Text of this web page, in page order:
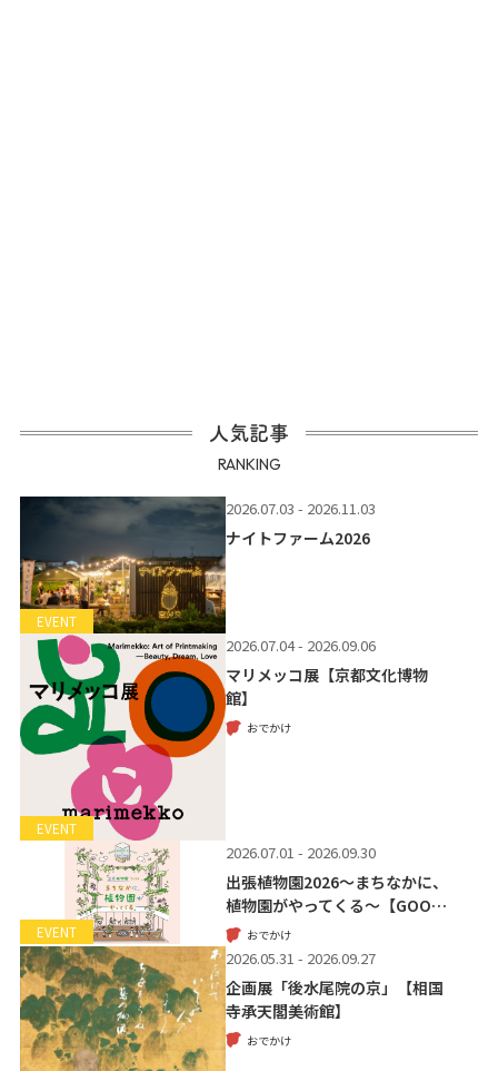
人気記事
RANKING
EVENT
2026.07.03 - 2026.11.03
ナイトファーム2026
EVENT
2026.07.04 - 2026.09.06
マリメッコ展【京都文化博物
館】
おでかけ
EVENT
2026.07.01 - 2026.09.30
出張植物園2026～まちなかに、
植物園がやってくる～【GOO…
おでかけ
2026.05.31 - 2026.09.27
企画展「後水尾院の京」【相国
寺承天閣美術館】
おでかけ